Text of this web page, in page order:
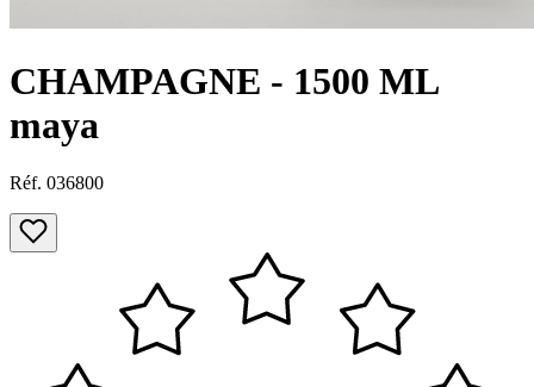
CHAMPAGNE - 1500 ML
maya
Réf. 036800